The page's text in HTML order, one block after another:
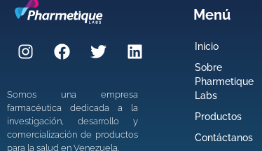
Somos una empresa
farmacéutica dedicada a la
investigación, desarrollo y
comercialización de productos
para la salud en Venezuela.
Menú
Inicio
Sobre
Pharmetique
Labs
Productos
Contáctanos